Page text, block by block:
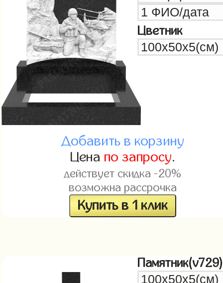
Цветник
Добавить в корзину
Цена по запросу.
действует скидка -20%
возможна рассрочка
Купить в 1 клик
Памятник(v729)